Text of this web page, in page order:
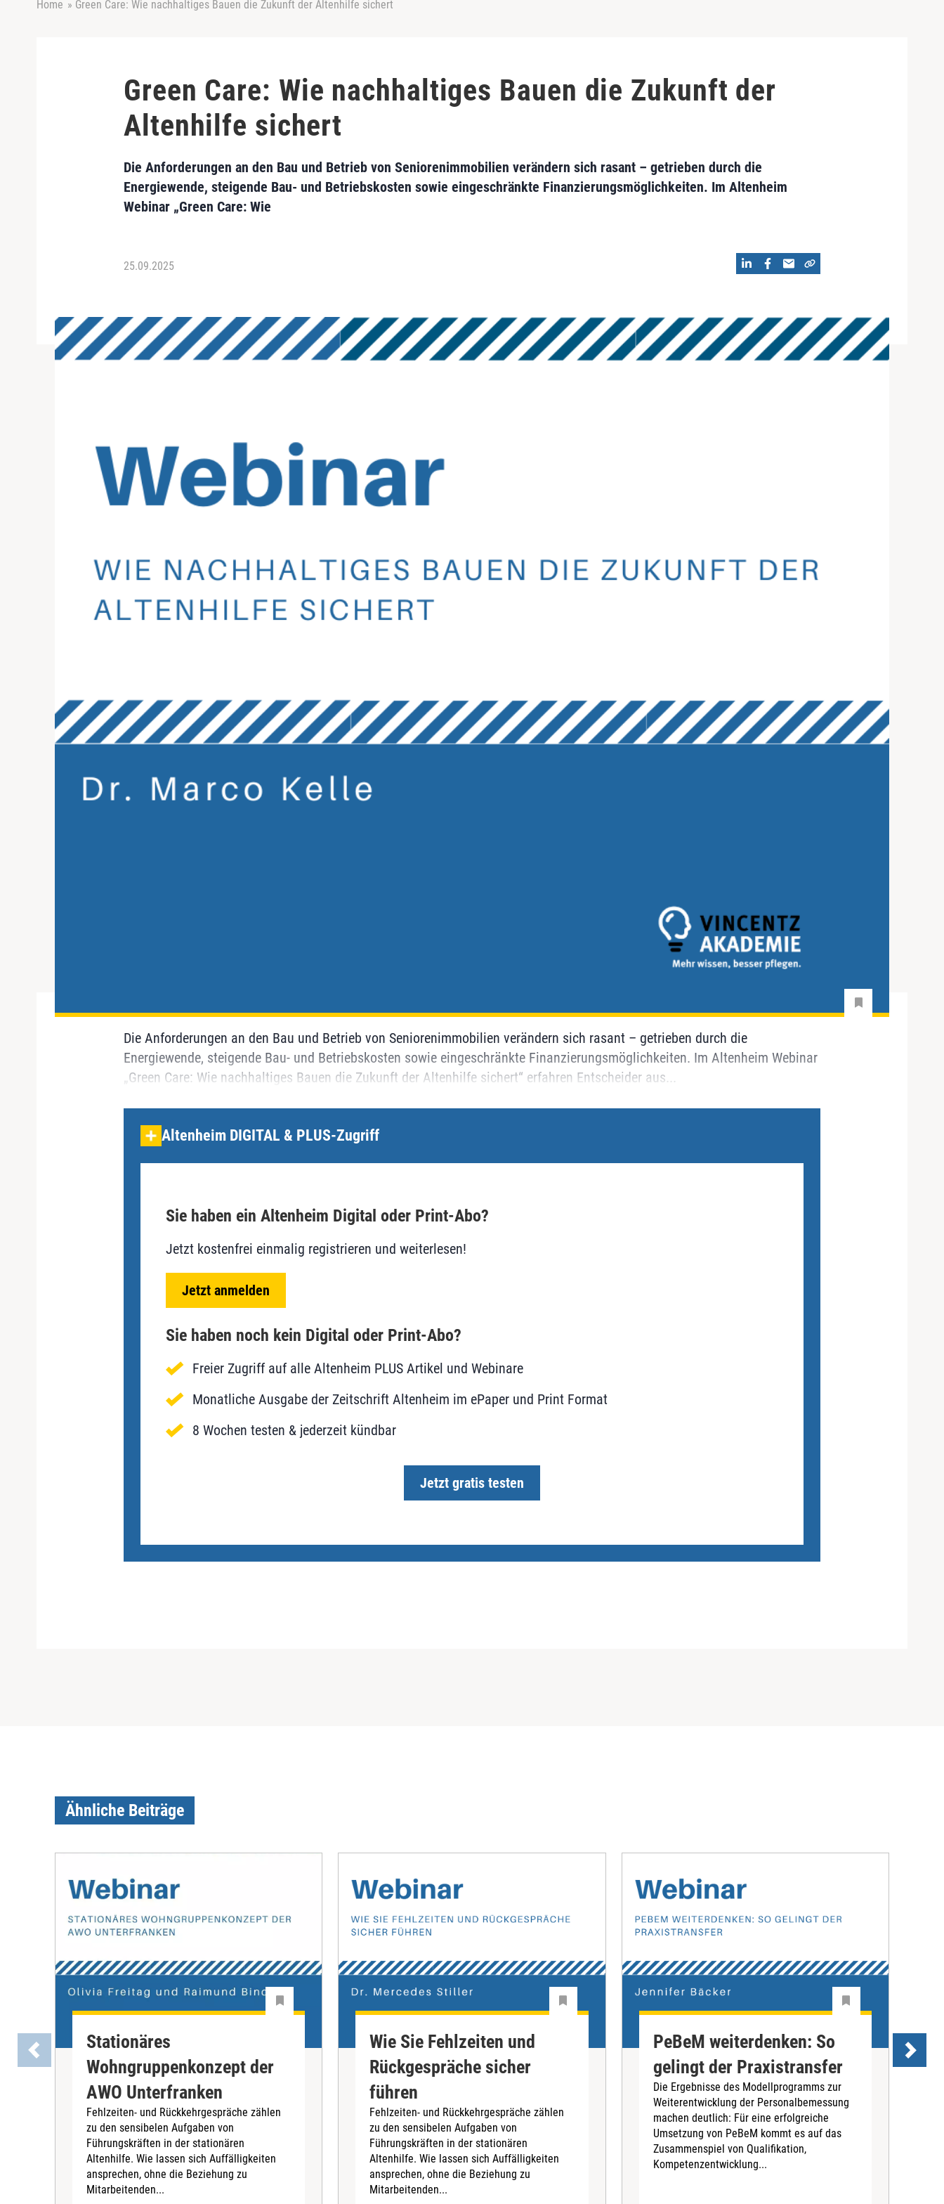
Home » Green Care: Wie nachhaltiges Bauen die Zukunft der Altenhilfe sichert
Green Care: Wie nachhaltiges Bauen die Zukunft der
Altenhilfe sichert
Die Anforderungen an den Bau und Betrieb von Seniorenimmobilien verändern sich rasant – getrieben durch die
Energiewende, steigende Bau- und Betriebskosten sowie eingeschränkte Finanzierungsmöglichkeiten. Im Altenheim
Webinar „Green Care: Wie
25.09.2025
Die Anforderungen an den Bau und Betrieb von Seniorenimmobilien verändern sich rasant – getrieben durch die
Energiewende, steigende Bau- und Betriebskosten sowie eingeschränkte Finanzierungsmöglichkeiten. Im Altenheim Webinar
„Green Care: Wie nachhaltiges Bauen die Zukunft der Altenhilfe sichert“ erfahren Entscheider aus...
Altenheim DIGITAL & PLUS-Zugriff
Sie haben ein Altenheim Digital oder Print-Abo?
Jetzt kostenfrei einmalig registrieren und weiterlesen!
Jetzt anmelden
Sie haben noch kein Digital oder Print-Abo?
Freier Zugriff auf alle Altenheim PLUS Artikel und Webinare
Monatliche Ausgabe der Zeitschrift Altenheim im ePaper und Print Format
8 Wochen testen & jederzeit kündbar
Jetzt gratis testen
Ähnliche Beiträge
Stationäres
Wohngruppenkonzept der
AWO Unterfranken
Fehlzeiten- und Rückkehrgespräche zählen
zu den sensibelen Aufgaben von
Führungskräften in der stationären
Altenhilfe. Wie lassen sich Auffälligkeiten
ansprechen, ohne die Beziehung zu
Mitarbeitenden...
Wie Sie Fehlzeiten und
Rückgespräche sicher
führen
Fehlzeiten- und Rückkehrgespräche zählen
zu den sensibelen Aufgaben von
Führungskräften in der stationären
Altenhilfe. Wie lassen sich Auffälligkeiten
ansprechen, ohne die Beziehung zu
Mitarbeitenden...
PeBeM weiterdenken: So
gelingt der Praxistransfer
Die Ergebnisse des Modellprogramms zur
Weiterentwicklung der Personalbemessung
machen deutlich: Für eine erfolgreiche
Umsetzung von PeBeM kommt es auf das
Zusammenspiel von Qualifikation,
Kompetenzentwicklung...